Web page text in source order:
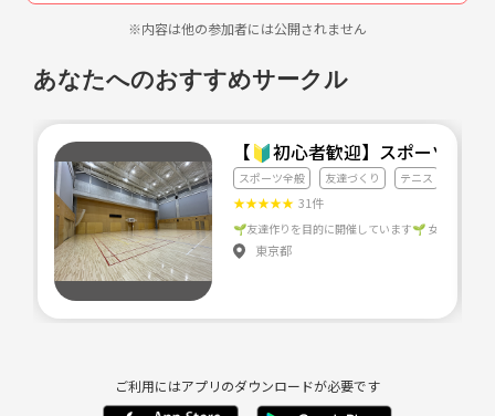
※内容は他の参加者には公開されません
あなたへのおすすめサークル
【🔰初心者歓迎】スポーツク
スポーツ全般 友達づくり テニス
★★★★★ 31件
東京都
ご利用にはアプリのダウンロードが必要です